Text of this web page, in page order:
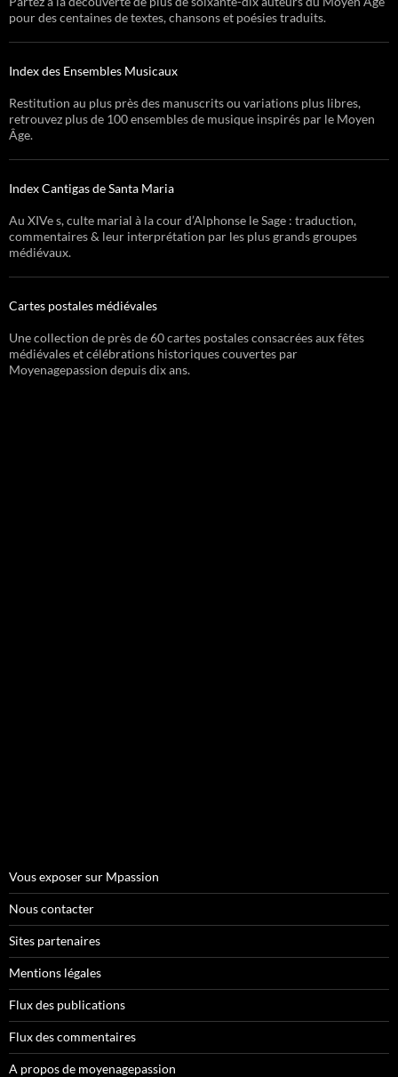
pour des centaines de textes, chansons et poésies traduits.
Index des Ensembles Musicaux
Restitution au plus près des manuscrits ou variations plus libres,
retrouvez plus de 100 ensembles de musique inspirés par le Moyen
Âge.
Index Cantigas de Santa Maria
Au XIVe s, culte marial à la cour d’Alphonse le Sage : traduction,
commentaires & leur interprétation par les plus grands groupes
médiévaux.
Cartes postales médiévales
Une collection de près de 60 cartes postales consacrées aux fêtes
médiévales et célébrations historiques couvertes par
Moyenagepassion depuis dix ans.
Vous exposer sur Mpassion
Nous contacter
Sites partenaires
Mentions légales
Flux des publications
Flux des commentaires
A propos de moyenagepassion